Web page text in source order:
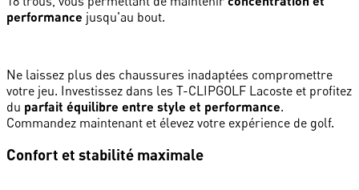
performance jusqu'au bout.
Ne laissez plus des chaussures inadaptées compromettre
votre jeu. Investissez dans les T-CLIPGOLF Lacoste et profitez
du parfait équilibre entre style et performance.
Commandez maintenant et élevez votre expérience de golf.
Confort et stabilité maximale